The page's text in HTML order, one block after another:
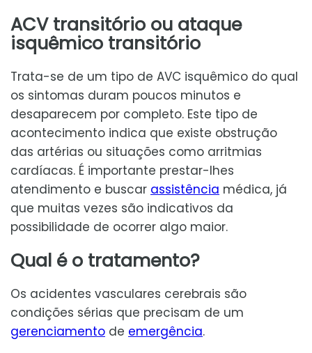
ACV transitório ou ataque
isquêmico transitório
Trata-se de um tipo de AVC isquêmico do qual
os sintomas duram poucos minutos e
desaparecem por completo. Este tipo de
acontecimento indica que existe obstrução
das artérias ou situações como arritmias
cardíacas. É importante prestar-lhes
atendimento e buscar assistência médica, já
que muitas vezes são indicativos da
possibilidade de ocorrer algo maior.
Qual é o tratamento?
Os acidentes vasculares cerebrais são
condições sérias que precisam de um
gerenciamento de emergência.